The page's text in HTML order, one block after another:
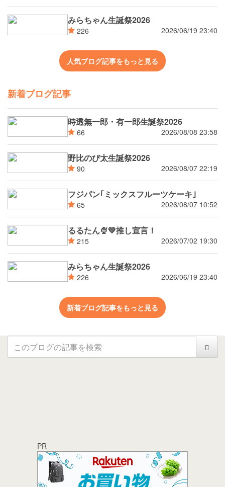
みらちゃん生誕祭2026
226 2026/06/19 23:40
人気ブログ記事をもっと見る
新着ブログ記事
時透無一郎・有一郎生誕祭2026
66 2026/08/08 23:58
野比のび太生誕祭2026
90 2026/08/07 22:19
フジパン｢ミックスフルーツケーキ｣
65 2026/08/07 10:52
るるたん🍨‪💚推し宣言！
215 2026/07/02 19:30
みらちゃん生誕祭2026
226 2026/06/19 23:40
新着ブログ記事をもっと見る
PR